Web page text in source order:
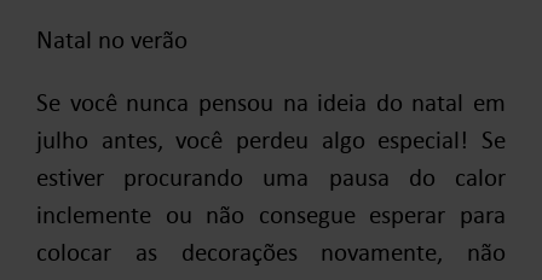
Natal no verão
Se você nunca pensou na ideia do natal em
julho antes, você perdeu algo especial! Se
estiver procurando uma pausa do calor
inclemente ou não consegue esperar para
colocar as decorações novamente, não